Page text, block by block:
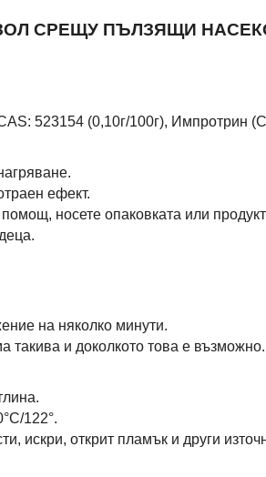
СРЕЩУ ПЪЛЗЯЩИ
523154 (0,10г/100г), Импротрин
ефект.
носете опаковката или
на няколко минути.
такива и доколкото това е възможно.
122°.
искри, открит пламък и други